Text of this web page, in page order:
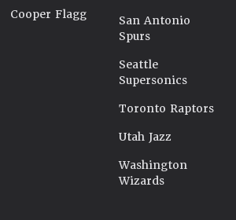
Cooper Flagg
San Antonio
Spurs
Seattle
Supersonics
Toronto Raptors
Utah Jazz
Washington
Wizards